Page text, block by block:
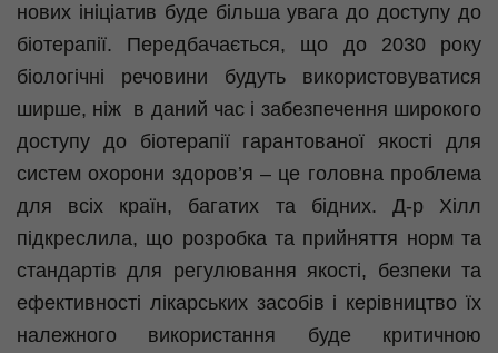
нових ініціатив буде більша увага до доступу до
біотерапії. Передбачається, що до 2030 року
біологічні речовини будуть використовуватися
ширше, ніж в даний час і забезпечення широкого
доступу до біотерапіїгарантованої якості для
систем охорони здоров’я – це головна проблема
для всіх країн, багатих та бідних. Д-р Хілл
підкреслила, що розробка та прийняття норм та
стандартів для регулювання якості, безпеки та
ефективності лікарських засобів і керівництво їх
належного використання буде критичною